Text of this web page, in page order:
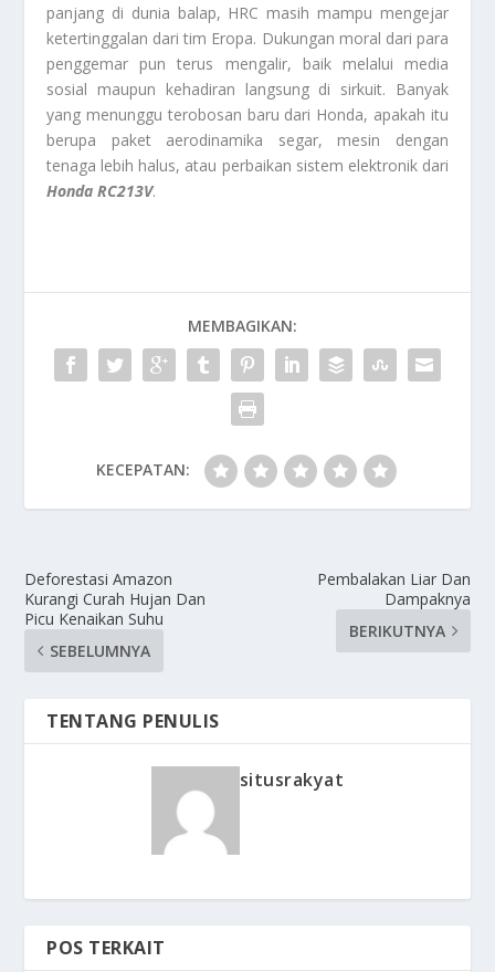
panjang di dunia balap, HRC masih mampu mengejar
ketertinggalan dari tim Eropa. Dukungan moral dari para
penggemar pun terus mengalir, baik melalui media
sosial maupun kehadiran langsung di sirkuit. Banyak
yang menunggu terobosan baru dari Honda, apakah itu
berupa paket aerodinamika segar, mesin dengan
tenaga lebih halus, atau perbaikan sistem elektronik dari
Honda RC213V.
MEMBAGIKAN:
KECEPATAN:
Deforestasi Amazon
Kurangi Curah Hujan Dan
Picu Kenaikan Suhu
SEBELUMNYA
Pembalakan Liar Dan
Dampaknya
BERIKUTNYA
TENTANG PENULIS
situsrakyat
POS TERKAIT